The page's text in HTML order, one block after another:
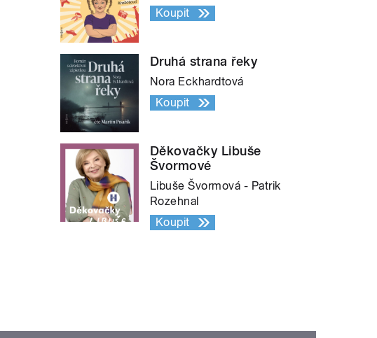
Koupit
Druhá strana řeky
Nora Eckhardtová
Koupit
Děkovačky Libuše
Švormové
Libuše Švormová - Patrik
Rozehnal
Koupit